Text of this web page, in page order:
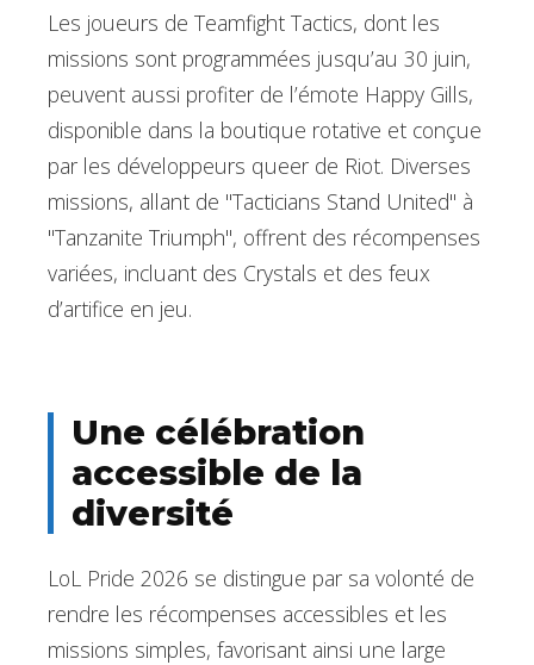
Les joueurs de Teamfight Tactics, dont les
missions sont programmées jusqu’au 30 juin,
peuvent aussi profiter de l’émote Happy Gills,
disponible dans la boutique rotative et conçue
par les développeurs queer de Riot. Diverses
missions, allant de "Tacticians Stand United" à
"Tanzanite Triumph", offrent des récompenses
variées, incluant des Crystals et des feux
d’artifice en jeu.
Une célébration
accessible de la
diversité
LoL Pride 2026 se distingue par sa volonté de
rendre les récompenses accessibles et les
missions simples, favorisant ainsi une large